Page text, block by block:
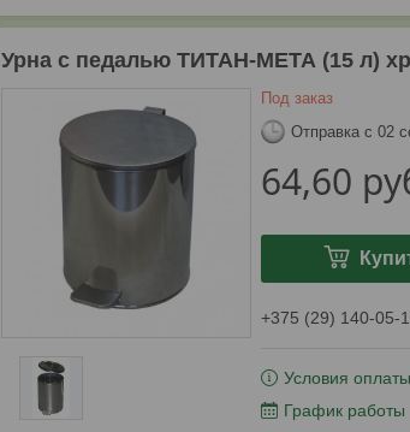
Урна с педалью ТИТАН-МЕТА (15 л)
Под заказ
Отправка с 02
64,60
+375 (29) 140-05-
Условия
График работы